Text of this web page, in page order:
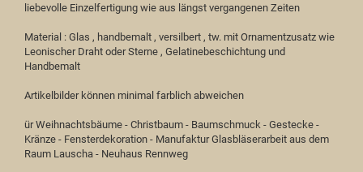
liebevolle Einzelfertigung wie aus längst vergangenen Zeiten
Material : Glas , handbemalt , versilbert , tw. mit Ornamentzusatz wie
Leonischer Draht oder Sterne , Gelatinebeschichtung und
Handbemalt
Artikelbilder können minimal farblich abweichen
ür Weihnachtsbäume - Christbaum - Baumschmuck - Gestecke -
Kränze - Fensterdekoration - Manufaktur Glasbläserarbeit aus dem
Raum Lauscha - Neuhaus Rennweg